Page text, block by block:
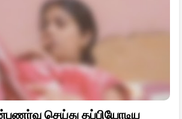
செய்து தப்பியோடிய